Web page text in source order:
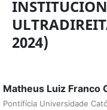
2024)
Matheus Luiz Franco
Pontifícia Universidade